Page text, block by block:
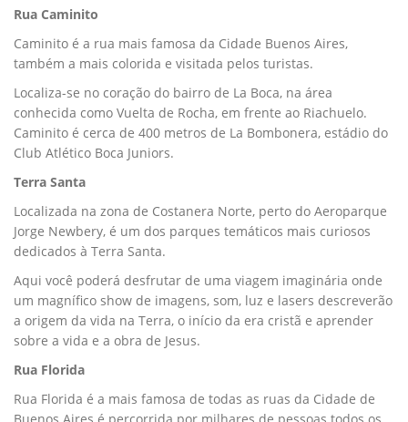
Rua Caminito
Caminito é a rua mais famosa da Cidade Buenos Aires,
também a mais colorida e visitada pelos turistas.
Localiza-se no coração do bairro de La Boca, na área
conhecida como Vuelta de Rocha, em frente ao Riachuelo.
Caminito é cerca de 400 metros de La Bombonera, estádio do
Club Atlético Boca Juniors.
Terra Santa
Localizada na zona de Costanera Norte, perto do Aeroparque
Jorge Newbery, é um dos parques temáticos mais curiosos
dedicados à Terra Santa.
Aqui você poderá desfrutar de uma viagem imaginária onde
um magnífico show de imagens, som, luz e lasers descreverão
a origem da vida na Terra, o início da era cristã e aprender
sobre a vida e a obra de Jesus.
Rua Florida
Rua Florida é a mais famosa de todas as ruas da Cidade de